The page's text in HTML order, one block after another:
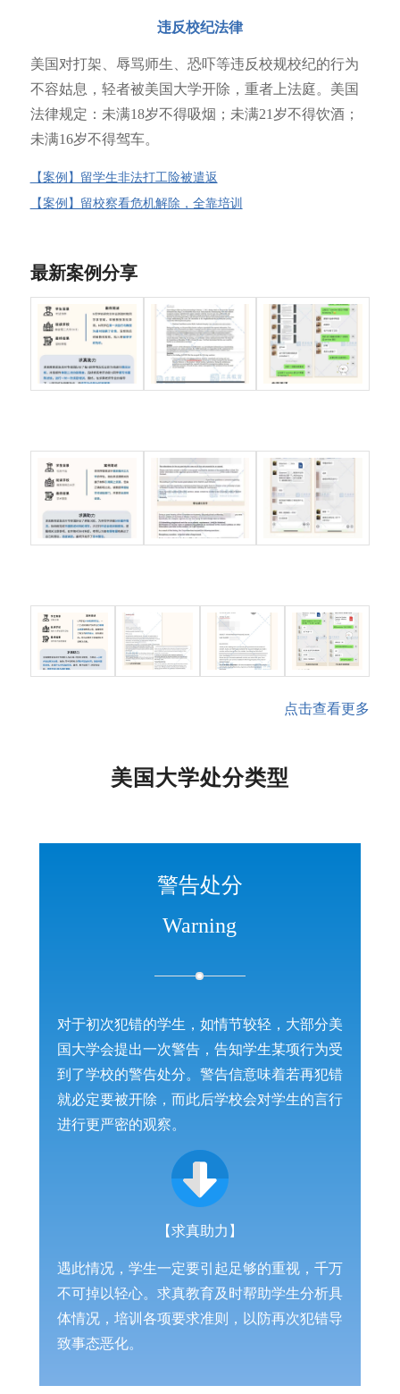
违反校纪法律
美国对打架、辱骂师生、恐吓等违反校规校纪的行为
不容姑息，轻者被美国大学开除，重者上法庭。美国
法律规定：未满18岁不得吸烟；未满21岁不得饮酒；
未满16岁不得驾车。
【案例】留学生非法打工险被遣返
【案例】留校察看危机解除，全靠培训
最新案例分享
点击查看更多
美国大学处分类型
警告处分
Warning
对于初次犯错的学生，如情节较轻，大部分美
国大学会提出一次警告，告知学生某项行为受
到了学校的警告处分。警告信意味着若再犯错
就必定要被开除，而此后学校会对学生的言行
进行更严密的观察。
【求真助力】
遇此情况，学生一定要引起足够的重视，千万
不可掉以轻心。求真教育及时帮助学生分析具
体情况，培训各项要求准则，以防再次犯错导
致事态恶化。